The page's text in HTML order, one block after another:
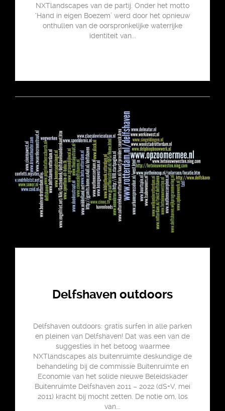
NXTlandscapes van de partij. Onder het motto
‘Hand in eigen Boezem’ werd door het opnieuw
onthullen van de oorspronkelijke waterrijke
identiteit van...
Delfshaven outdoors
Delfshaven outdoors: gratis surfen in alle parken
en pleinen van Delfshaven! Dat was een van de
suggesties in het betoog waarmee
NXTlandscapes als buitenruimte deskundige de
behandeling bij de commissie Buitenruimte en
Economie van het solide nieuwe Beleidskader
Buitenruimte Delfshaven 2011 – 2022 (dS+V, mei
2011) kracht bij mocht zetten. De notie om, los
van...